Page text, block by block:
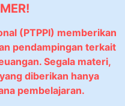
(PTPPI) memberikan
pendampingan terkait
Segala materi,
diberikan hanya
pembelajaran.